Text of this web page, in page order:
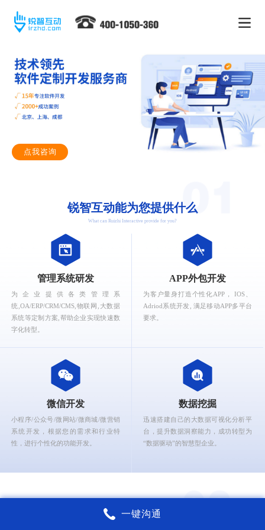
点我咨询
锐智互动能为您提供什么
What can Ruizhi Interactive provide for you?
管理系统研发
为企业提供各类管理系
统,OA/ERP/CRM/CMS,物联网,大数据
系统等定制方案,帮助企业实现快速数
字化转型。
APP外包开发
为客户量身打造个性化APP， IOS、
Adriod系统开发, 满足移动APP多平台
要求。
微信开发
小程序/公众号/微网站/微商城/微营销
系统开发，根据您的需求和行业特
性，进行个性化的功能开发。
数据挖掘
迅速搭建自己的大数据可视化分析平
台，提升数据洞察能力，成功转型为
“数据驱动”的智慧型企业。
锐智互动核心能力
一键沟通